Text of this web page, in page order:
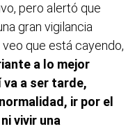
pero alertó que
gran vigilancia
que está cayendo,
a lo mejor
a ser tarde,
ir por el
vivir una